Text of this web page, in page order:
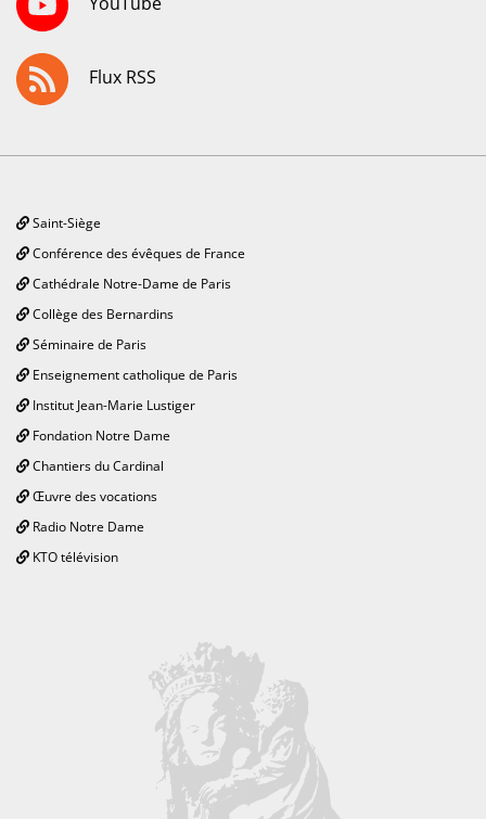
Flux RSS
Saint-Siège
Conférence des évêques de France
Cathédrale Notre-Dame de Paris
Collège des Bernardins
Séminaire de Paris
Enseignement catholique de Paris
Institut Jean-Marie Lustiger
Fondation Notre Dame
Chantiers du Cardinal
Œuvre des vocations
Radio Notre Dame
KTO télévision